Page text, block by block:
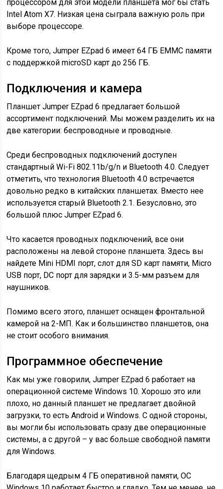
процессором для этой модели планшета мог бы стать
Intel Atom X7. Низкая цена сыграла важную роль при
выборе процессоре.
Кроме того, Jumper EZpad 6 имеет 64 ГБ EMMC памяти
с поддержкой microSD карт до 256 ГБ.
Подключения и камера
Планшет Jumper EZpad 6 предлагает большой
ассортимент подключений. Мы можем разделить их на
две категории: беспроводные и проводные.
Среди беспроводных подключений доступен
стандартный Wi-Fi 802.11b/g/n и Bluetooth 4.0. Следует
отметить, что технология Bluetooth 4.0 встречается
довольно редко в китайских планшетах. Вместо нее
используется старый Bluetooth 2.1. Безусловно, это
большой плюс Jumper EZpad 6.
Что касается проводных подключений, все они
расположены на левой стороне планшета. Здесь вы
найдете Mini HDMI порт, слот для SD карт памяти, Micro
USB порт, DC порт для зарядки и 3.5-мм разъем для
наушников.
Помимо всего этого, планшет оснащен фронтальной
камерой на 2-МП. Как и большинство планшетов, она
не стоит особого внимания.
Программное обеспечение
Как мы уже говорили, Jumper EZpad 6 работает на
операционной системе Windows 10. Хорошо это или
плохо, но данный планшет не предлагает двойной
загрузки, то есть Android и Windows. С одной стороны,
вы могли бы использовать сразу две операционные
системы, а с другой – у вас больше свободной памяти
для Windows.
Благодаря щедрым 4 ГБ оперативной памяти, ОС